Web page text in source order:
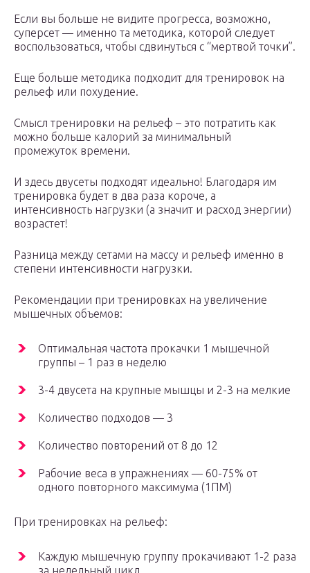
Если вы больше не видите прогресса, возможно,
суперсет — именно та методика, которой следует
воспользоваться, чтобы сдвинуться с “мертвой точки”.
Еще больше методика подходит для тренировок на
рельеф или похудение.
Смысл тренировки на рельеф – это потратить как
можно больше калорий за минимальный
промежуток времени.
И здесь двусеты подходят идеально! Благодаря им
тренировка будет в два раза короче, а
интенсивность нагрузки (а значит и расход энергии)
возрастет!
Разница между сетами на массу и рельеф именно в
степени интенсивности нагрузки.
Рекомендации при тренировках на увеличение
мышечных объемов:
Оптимальная частота прокачки 1 мышечной
группы – 1 раз в неделю
3-4 двусета на крупные мышцы и 2-3 на мелкие
Количество подходов — 3
Количество повторений от 8 до 12
Рабочие веса в упражнениях — 60-75% от
одного повторного максимума (1ПМ)
При тренировках на рельеф:
Каждую мышечную группу прокачивают 1-2 раза
за недельный цикл